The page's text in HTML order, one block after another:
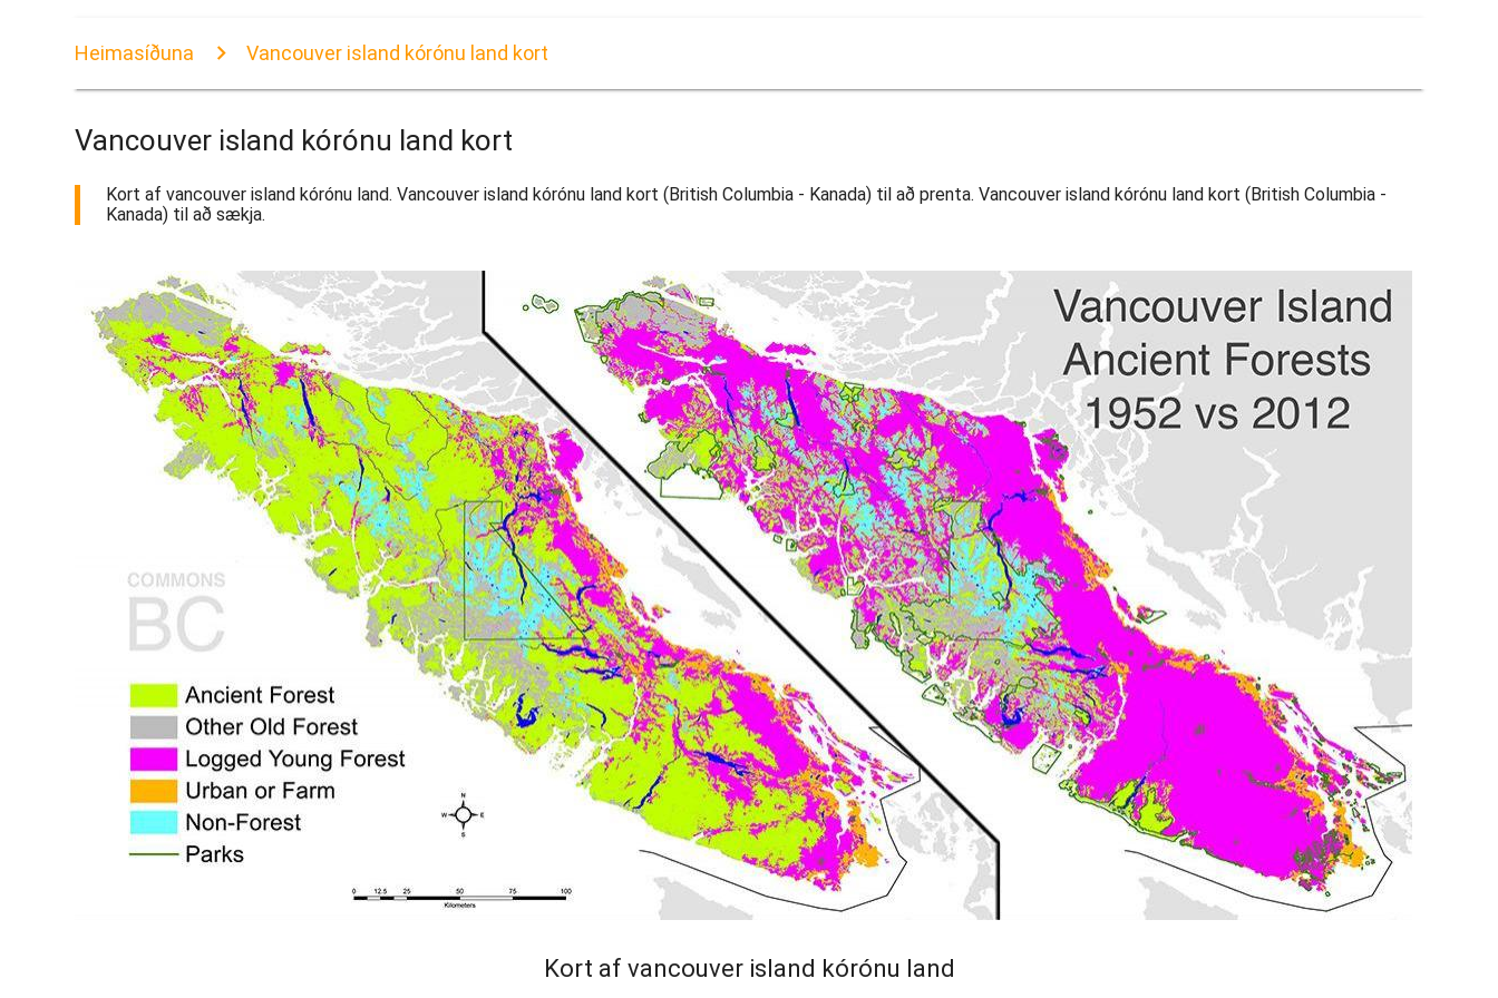
Heimasíðuna Vancouver island kórónu land kort
Vancouver island kórónu land kort
Kort af vancouver island kórónu land. Vancouver island kórónu land kort (British Columbia - Kanada) til að prenta. Vancouver island kórónu land kort (British Columbia -
Kanada) til að sækja.
Kort af vancouver island kórónu land